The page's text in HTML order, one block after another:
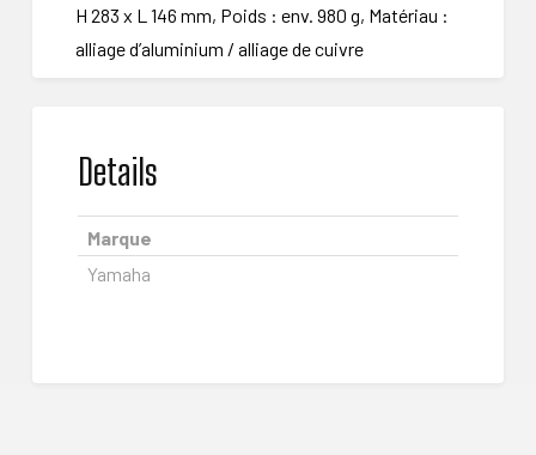
H 283 x L 146 mm, Poids : env. 980 g, Matériau :
alliage d’aluminium / alliage de cuivre
Details
Marque
Yamaha